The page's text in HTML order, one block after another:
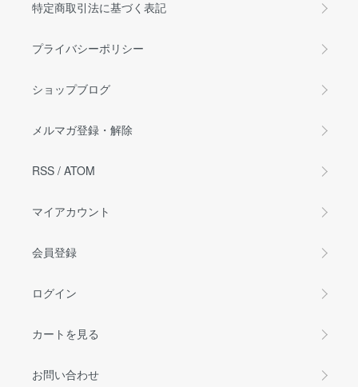
特定商取引法に基づく表記
プライバシーポリシー
ショップブログ
メルマガ登録・解除
RSS / ATOM
マイアカウント
会員登録
ログイン
カートを見る
お問い合わせ